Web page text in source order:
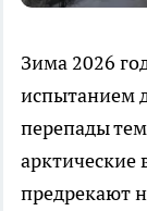
Зима 2026
испытанием
перепады
предрекают